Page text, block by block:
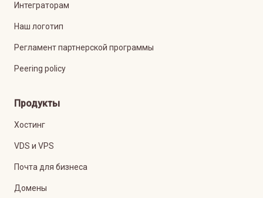
Интеграторам
Наш логотип
Регламент партнерской программы
Peering policy
Продукты
Хостинг
VDS и VPS
Почта для бизнеса
Домены